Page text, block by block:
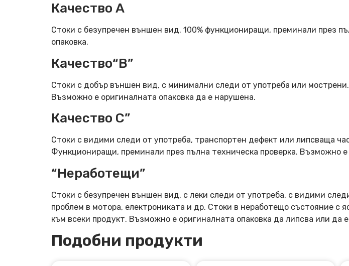
Качество А
Стоки с безупречен външен вид. 100% функциониращи, преминали през
опаковка.
Качество“B”
Стоки с добър външен вид, с минимални следи от употреба или
Възможно е оригиналната опаковка да е нарушена.
Качество C”
Стоки с видими следи от употреба, транспортен дефект или липсваща
Функциониращи, преминали през пълна техническа проверка. Възможно
“Неработещи”
Стоки с безупречен външен вид, с леки следи от употреба, с видими
проблем в мотора, електрониката и др. Стоки в неработещо състояние
към всеки продукт. Възможно е оригиналната опаковка да липсва или
Подобни продукти